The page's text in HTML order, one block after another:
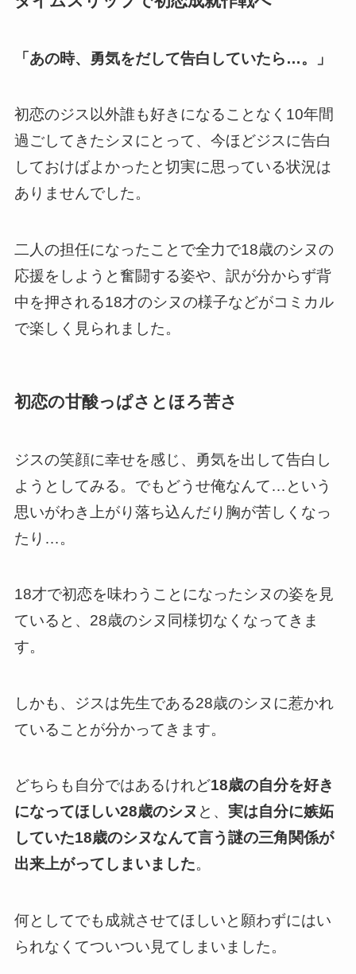
「あの時、勇気をだして告白していたら…。」
初恋のジス以外誰も好きになることなく10年間
過ごしてきたシヌにとって、今ほどジスに告白
しておけばよかったと切実に思っている状況は
ありませんでした。
二人の担任になったことで全力で18歳のシヌの
応援をしようと奮闘する姿や、訳が分からず背
中を押される18才のシヌの様子などがコミカル
で楽しく見られました。
初恋の甘酸っぱさとほろ苦さ
ジスの笑顔に幸せを感じ、勇気を出して告白し
ようとしてみる。でもどうせ俺なんて…という
思いがわき上がり落ち込んだり胸が苦しくなっ
たり…。
18才で初恋を味わうことになったシヌの姿を見
ていると、28歳のシヌ同様切なくなってきま
す。
しかも、ジスは先生である28歳のシヌに惹かれ
ていることが分かってきます。
どちらも自分ではあるけれど18歳の自分を好き
になってほしい28歳のシヌ と、 実は自分に嫉妬
していた18歳のシヌなんて言う謎の三角関係が
出来上がってしまいました。
何としてでも成就させてほしいと願わずにはい
られなくてついつい見てしまいました。